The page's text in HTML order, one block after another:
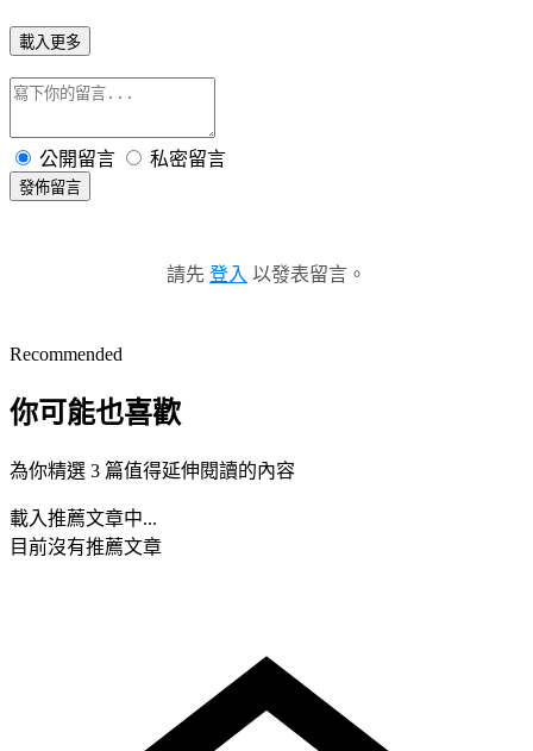
載入更多
公開留言 私密留言
發佈留言
請先 登入 以發表留言。
Recommended
你可能也喜歡
為你精選 3 篇值得延伸閱讀的內容
載入推薦文章中...
目前沒有推薦文章